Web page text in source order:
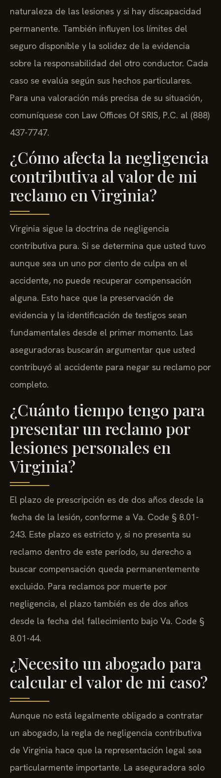
naturaleza de las lesiones y si hay discapacidad
permanente. También influyen los límites del
seguro disponible y la solidez de la evidencia
sobre la responsabilidad del otro conductor. Cada
caso se evalúa según sus hechos particulares.
Para una valoración más precisa de su situación,
comuníquese con Law Offices Of SRIS, P.C. al (888)
437-7747.
¿Cómo afecta la negligencia
contributiva al valor de mi
reclamo en Virginia?
Virginia sigue la doctrina de negligencia
contributiva pura. Si se determina que usted tuvo
aunque sea un uno por ciento de culpa en el
accidente, no puede recuperar compensación
alguna. Esto hace que la preservación de
evidencia y la identificación de testigos sean
fundamentales desde el primer momento. Las
aseguradoras buscarán argumentar que usted
contribuyó al accidente para negar su reclamo por
completo.
¿Cuánto tiempo tengo para
presentar un reclamo por
lesiones personales en
Virginia?
El plazo de prescripción es de dos años desde la
fecha de la lesión, conforme a Va. Code § 8.01-
243. Este plazo es estricto y, si no presenta su
reclamo dentro de este período, su derecho a
buscar compensación queda permanentemente
excluido. Para reclamos por muerte por
negligencia, el plazo también es de dos años
desde la fecha del fallecimiento bajo Va. Code §
8.01-44.
¿Necesito un abogado para
calcular el valor de mi caso?
Aunque no está legalmente obligado a contratar
un abogado, la regla de negligencia contributiva
de Virginia hace que la representación legal sea
particularmente importante. La aseguradora solo